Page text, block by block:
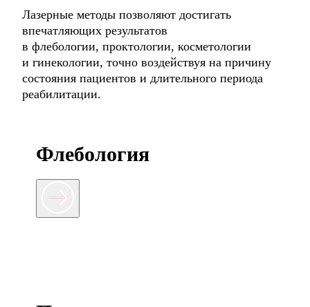
Лазерные методы позволяют достигать
впечатляющих результатов
в флебологии, проктологии, косметологии
и гинекологии, точно воздействуя на причину
состояния пациентов и длительного периода
реабилитации.
Флебология